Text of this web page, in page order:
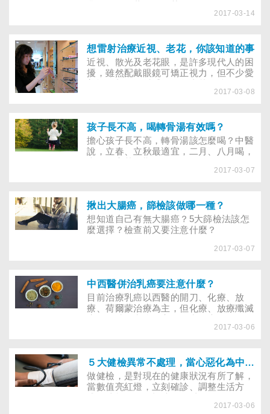
2017-03-14
想雷射治療近視、老花，你該知道的事
近視、散光及老花眼，是許多現代人的困
擾，雖然配戴眼鏡可矯正視力，但不少愛
及對外觀的影響，只是有些人接受雷射手
2017-03-08
孩子長不高，喝轉骨湯有效嗎？
擔心孩子長不高，轉骨湯該怎麼喝？中醫
說，立春、立秋最適宜，二月、八月喝，
2017-03-07
揪出大腸癌，篩檢該做哪一種？
想知道自己有無大腸癌？5大篩檢法該怎
麼選擇？檢查前又要注意什麼？
2017-03-07
中西醫併治乳癌要注意什麼？
目前治療乳癌以西醫的開刀、化療、放
療、荷爾蒙治療為主，但化療、放療殲滅
其副作用常讓病人痛苦不堪，若想同步用
接受手術及一連串的化療、放療後，噁
心、嘔吐、掉髮、疲倦、水腫、白血球低
下等副作用接踵而來，身心難以招架。經
親友推薦，她想接受中西醫合併治療，希
望藉此減少副作用，享有良好生活品質，
2017-03-06
５大健檢異常不處理，當心惡化為中風、癌症
做健檢，是對現在的健康狀況有所了解，
當數值亮紅燈，立刻確診、調整生活方
檢時，最常發現的５大健康問題，該如何
2017-03-06